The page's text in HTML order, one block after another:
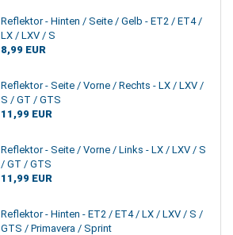
Reflektor - Hinten / Seite / Gelb - ET2 / ET4 /
LX / LXV / S
8,99 EUR
Reflektor - Seite / Vorne / Rechts - LX / LXV /
S / GT / GTS
11,99 EUR
Reflektor - Seite / Vorne / Links - LX / LXV / S
/ GT / GTS
11,99 EUR
Reflektor - Hinten - ET2 / ET4 / LX / LXV / S /
GTS / Primavera / Sprint